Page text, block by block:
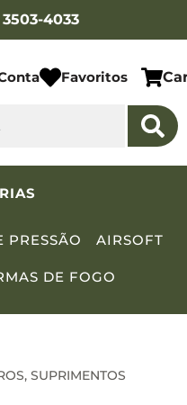
3503-4033
Favoritos
PRESSÃO AIRSOFT
DE FOGO
, SUPRIMENTOS